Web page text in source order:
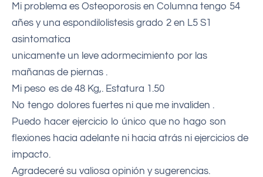
Mi problema es Osteoporosis en Columna tengo 54
añes y una espondilolistesis grado 2 en L5 S1
asintomatica
unicamente un leve adormecimiento por las
mañanas de piernas .
Mi peso es de 48 Kg,. Estatura 1.50
No tengo dolores fuertes ni que me invaliden .
Puedo hacer ejercicio lo único que no hago son
flexiones hacia adelante ni hacia atrás ni ejercicios de
impacto.
Agradeceré su valiosa opinión y sugerencias.